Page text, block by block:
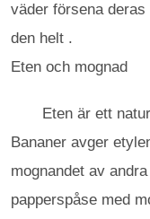
väder försena
den helt .
Eten och mognad
Eten är ett
Bananer avger
mognandet av
papperspåse med